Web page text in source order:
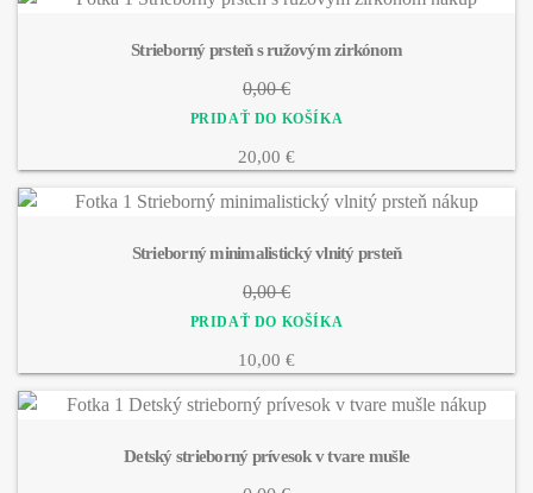
Strieborný prsteň s ružovým zirkónom
0,00 €
20,00 €
Strieborný minimalistický vlnitý prsteň
0,00 €
10,00 €
Detský strieborný prívesok v tvare mušle